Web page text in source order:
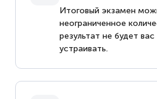
Итоговый экзамен
неограниченное
результат не будет
устраивать.